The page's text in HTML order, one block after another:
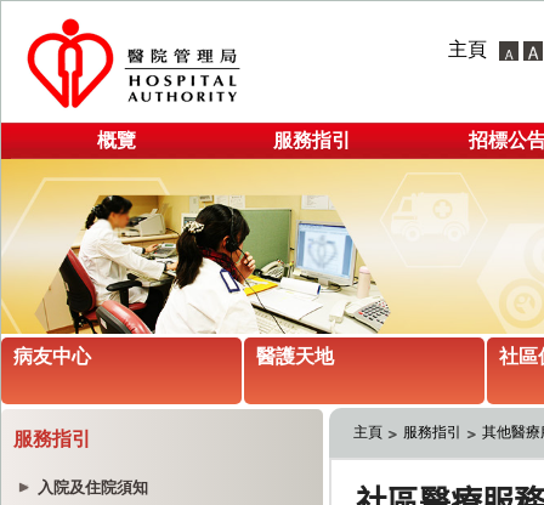
主頁
概覽 服務指引 招標公
病友中心 醫護天地 社區
服務指引
入院及住院須知
主頁 服務指引 其他醫療